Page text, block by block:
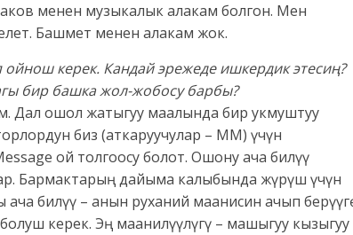
менен музыкалык алакам болгон. Мен
Башмет менен алакам жок.
керек. Кандай эрежеде ишкердик этесиң?
бир башка жол-жобосу барбы?
Дал ошол жатыгуу маалында бир укмуштуу
биз (аткаруучулар – ММ) үчүн
ой толгоосу болот. Ошону ача билүү
Бармактарың дайыма калыбында жүрүш үчүн
билүү – анын руханий маанисин ачып берүүгө
керек. Эң маанилүүлүгү – машыгуу кызыгуу